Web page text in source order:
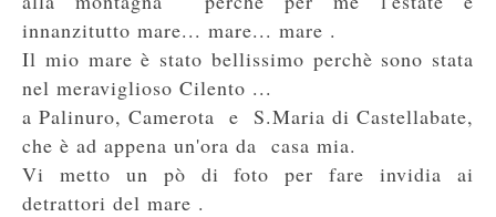
innanzitutto mare... mare... mare .
Il mio mare è stato bellissimo perchè sono stata
nel meraviglioso Cilento ...
a Palinuro, Camerota e S.Maria di Castellabate,
che è ad appena un'ora da casa mia.
Vi metto un pò di foto per fare invidia ai
detrattori del mare .